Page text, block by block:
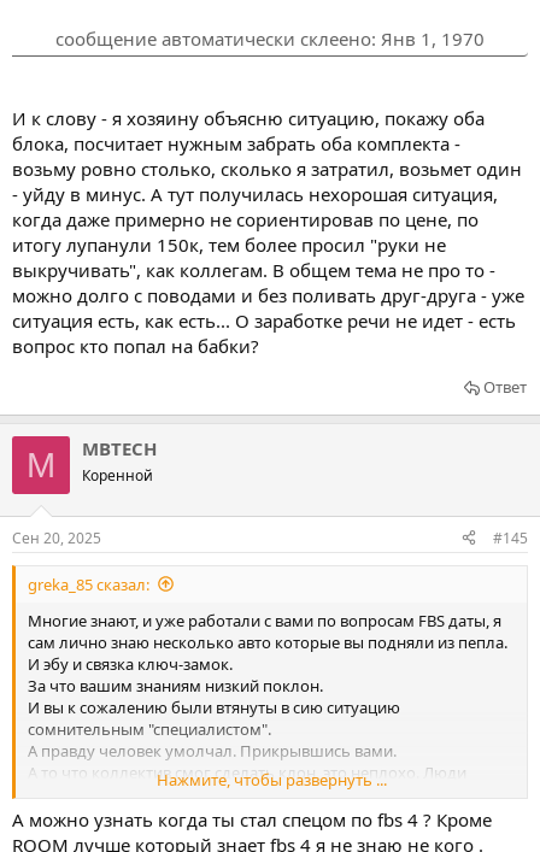
сообщение автоматически склеено: Янв 1, 1970
И к слову - я хозяину объясню ситуацию, покажу оба
блока, посчитает нужным забрать оба комплекта -
возьму ровно столько, сколько я затратил, возьмет один
- уйду в минус. А тут получилась нехорошая ситуация,
когда даже примерно не сориентировав по цене, по
итогу лупанули 150к, тем более просил "руки не
выкручивать", как коллегам. В общем тема не про то -
можно долго с поводами и без поливать друг-друга - уже
ситуация есть, как есть... О заработке речи не идет - есть
вопрос кто попал на бабки?
Ответ
M MBTECH
Коренной
Сен 20, 2025 #145
greka_85 сказал:
Многие знают, и уже работали с вами по вопросам FBS даты, я
сам лично знаю несколько авто которые вы подняли из пепла.
И эбу и связка ключ-замок.
За что вашим знаниям низкий поклон.
И вы к сожалению были втянуты в сию ситуацию
сомнительным "специалистом".
А правду человек умолчал. Прикрывшись вами.
А то что коллектив смог сделать клон, это неплохо. Люди
пытались, и сделали.
Нажмите, чтобы развернуть ...
А можно узнать когда ты стал спецом по fbs 4 ? Кроме
ROOM лучше который знает fbs 4 я не знаю не кого .